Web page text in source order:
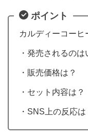
ポイント
カルディーコーヒ
・発売されるのは
・販売価格は？
・セット内容は？
・SNS上の反応は